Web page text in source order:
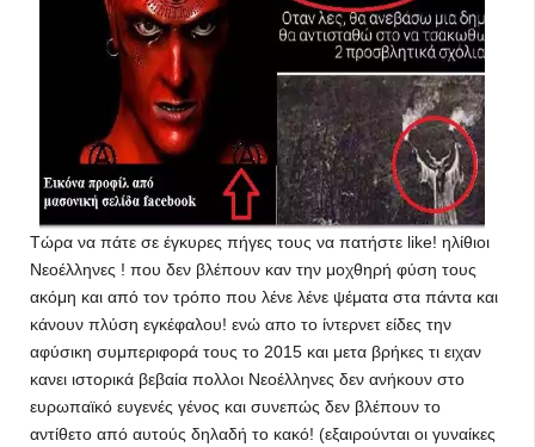
Τώρα να πάτε σε έγκυρες πήγες τους να πατήστε like! ηλίθιοι
Νεοέλληνες ! που δεν βλέπουν καν την μοχθηρή φύση τους
ακόμη και από τον τρόπο που λένε λένε ψέματα στα πάντα και
κάνουν πλύση εγκέφαλου! ενώ απο το ίντερνετ είδες την
αφύσικη συμπεριφορά τους το 2015 και μετα βρήκες τι ειχαν
κανει ιστορικά βεβαία πολλοι Νεοέλληνες δεν ανήκουν στο
ευρωπαϊκό ευγενές γένος και συνεπώς δεν βλέπουν το
αντίθετο από αυτούς δηλαδή το κακό! (εξαιρούνται οι γυναίκες